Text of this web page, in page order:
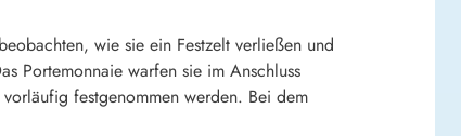
wie sie ein Festzelt verließen und
Portemonnaie warfen sie im Anschluss
festgenommen werden. Bei dem